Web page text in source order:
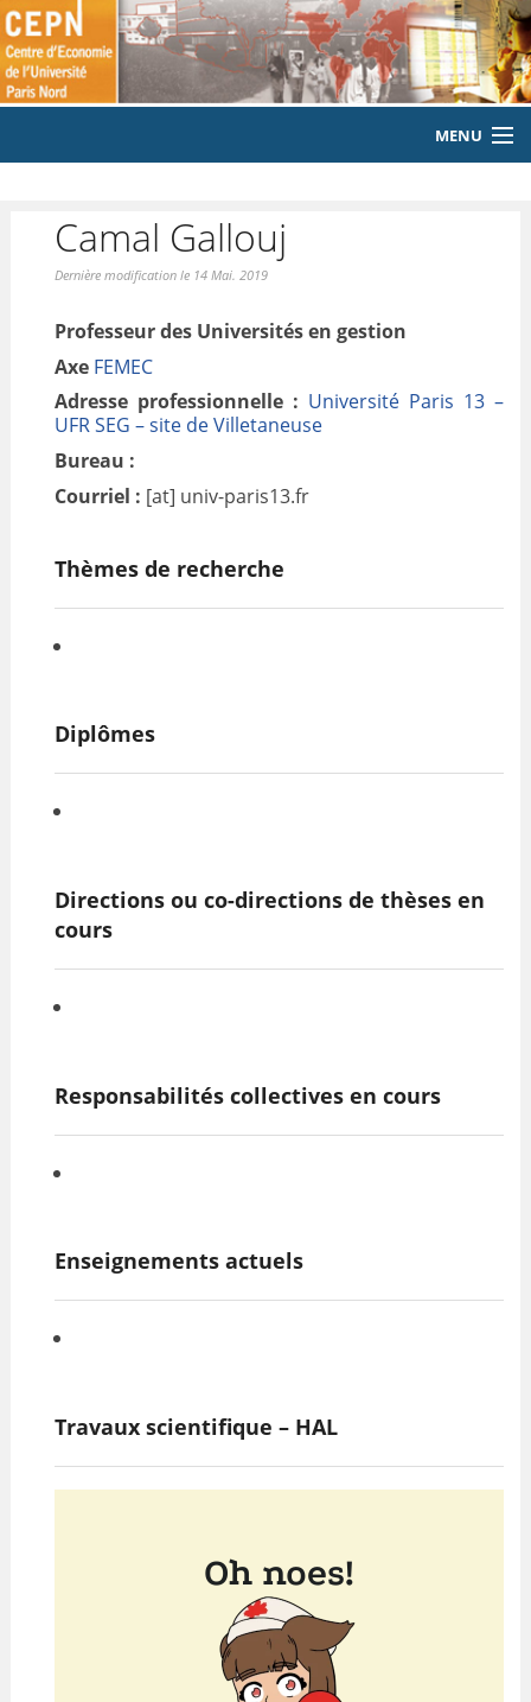
MENU
LE LABORATOIRE
PUBLICATIONS
EVENEMENTS
LABORATOIRE CITOYEN
VALORISATION
ARCHIVES
Camal Gallouj
Dernière modification le 14 Mai. 2019
Professeur des Universités en gestion
Axe FEMEC
Adresse professionnelle : Université Paris 13 –
UFR SEG – site de Villetaneuse
Bureau :
Courriel : [at] univ-paris13.fr
Thèmes de recherche
Diplômes
Directions ou co-directions de thèses en
cours
Responsabilités collectives en cours
Enseignements actuels
Travaux scientifique – HAL